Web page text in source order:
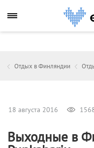
Отдых в Финляндии
18 августа 2016
Выходные в